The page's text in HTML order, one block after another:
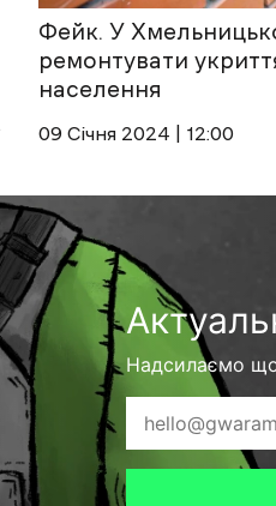
Фейк. У
ремонтувати
населення
09 Січня 2024 | 12:00
Надсилаємо